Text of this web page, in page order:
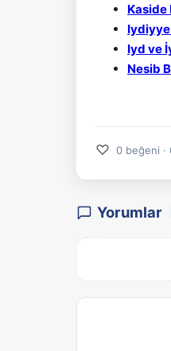
Kaside
Iyd ve
Nesib
♡ 0 beğeni ·
Yorumlar